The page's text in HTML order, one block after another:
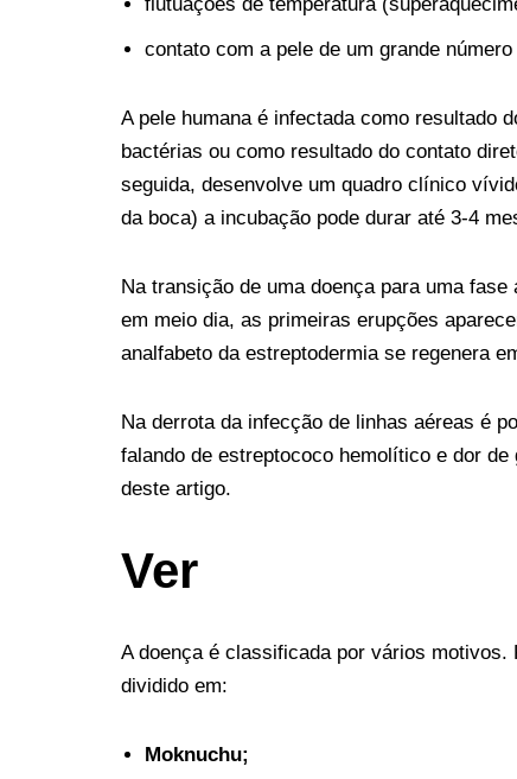
contato com a pele de um grande
A pele humana é infectada como resultado
bactérias ou como resultado do contato
seguida, desenvolve um quadro clínico
da boca) a incubação pode durar até 3-4
Na transição de uma doença para uma
em meio dia, as primeiras erupções
analfabeto da estreptodermia se regenera
Na derrota da infecção de linhas aéreas é
falando de estreptococo hemolítico e dor
deste artigo.
Ver
A doença é classificada por vários
dividido em:
Moknuchu;